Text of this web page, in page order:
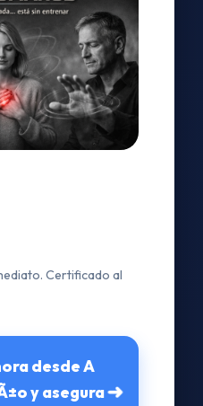
Certificado al
desde A
y asegura ➜